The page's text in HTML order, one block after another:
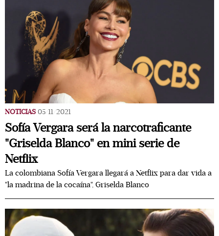
NOTICIAS 05/11/2021
Sofía Vergara será la narcotraficante
"Griselda Blanco" en mini serie de
Netflix
La colombiana Sofía Vergara llegará a Netflix para dar vida a
"la madrina de la cocaína", Griselda Blanco